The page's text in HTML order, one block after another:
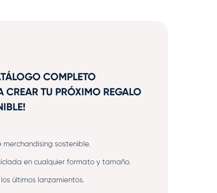
COMPLETO
CREAR TU PRÓXIMO REGALO
sostenible.
en cualquier formato y tamaño.
últimos lanzamientos.